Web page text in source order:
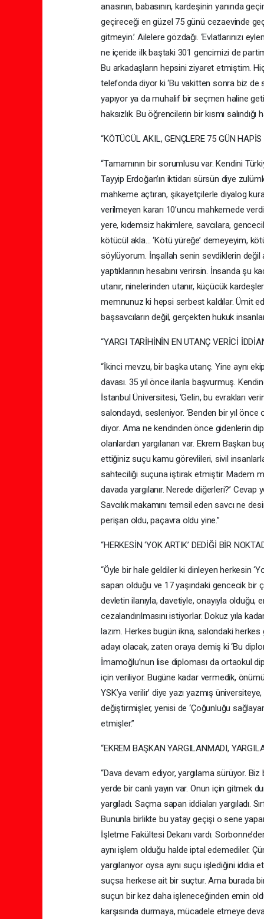
anasının, babasının, kardeşinin yanında
geçireceği en güzel 75 günü cezaevinde
gitmeyin.’ Ailelere gözdağı. ‘Evlatlarınızı
ne içeride ilk baştaki 301 gencimizi de
Bu arkadaşların hepsini ziyaret etmiştim.
telefonda diyor ki ‘Bu vakitten sonra biz de
yapıyor ya da muhalif bir seçmen haline
haksızlık. Bu öğrencilerin bir kısmı
“KÖTÜCÜL AKIL, GENÇLERE 75 GÜN HAPİS
“Tamamının bir sorumlusu var. Kendini
Tayyip Erdoğan’ın iktidarı sürsün diye
mahkeme açtıran, şikayetçilerle diyalog
verilmeyen kararı 10’uncu mahkemede
yere, kıdemsiz hakimlere, savcılara,
kötücül akla… ‘Kötü yüreğe’ demeyeyim,
söylüyorum. İnşallah senin sevdiklerin değil
yaptıklarının hesabını verirsin. İnsanda
utanır, ninelerinden utanır, küçücük
memnunuz ki hepsi serbest kaldılar. Ümit
başsavcıların değil, gerçekten hukuk
“YARGI TARİHİNİN EN UTANÇ VERİCİ
“İkinci mevzu, bir başka utanç. Yine aynı
davası. 35 yıl önce ilanla başvurmuş.
İstanbul Üniversitesi, ‘Gelin, bu evrakları
salondaydı, sesleniyor. ‘Benden bir yıl
diyor. Ama ne kendinden önce gidenlerin
olanlardan yargılanan var. Ekrem Başkan
ettiğiniz suçu kamu görevlileri, sivil
sahteciliği suçuna iştirak etmiştir. Madem
davada yargılanır. Nerede diğerleri?’
Savcılık makamını temsil eden savcı ne
perişan oldu, paçavra oldu yine.”
“HERKESİN ‘YOK ARTIK’ DEDİĞİ BİR
“Öyle bir hale geldiler ki dinleyen herkesin
sapan olduğu ve 17 yaşındaki gencecik bir
devletin ilanıyla, davetiyle, onayıyla
cezalandırılmasını istiyorlar. Dokuz yıla
lazım. Herkes bugün ikna, salondaki herkes
adayı olacak, zaten oraya demiş ki ‘Bu
İmamoğlu’nun lise diploması da ortaokul
için veriliyor. Bugüne kadar vermedik,
YSK’ya verilir’ diye yazı yazmış
değiştirmişler, yenisi de ‘Çoğunluğu
etmişler.”
“EKREM BAŞKAN YARGILANMADI,
“Dava devam ediyor, yargılama sürüyor.
yerde bir canlı yayın var. Onun için gitmek
yargıladı. Saçma sapan iddiaları yargıladı.
Bununla birlikte bu yatay geçişi o sene
İşletme Fakültesi Dekanı vardı.
aynı işlem olduğu halde iptal edemediler.
yargılanıyor oysa aynı suçu işlediğini iddia
suçsa herkese ait bir suçtur. Ama burada
suçun bir kez daha işleneceğinden emin
karşısında durmaya, mücadele etmeye